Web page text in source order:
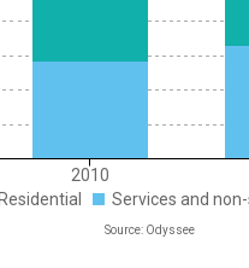
2010
Residential Services and
Source: Odyssee